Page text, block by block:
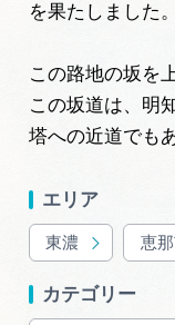
運営組織
サイトポリシー
を果たしました。
この路地の坂を
この坂道は、明
塔への近道でも
エリア
東濃 恵
カテゴリー